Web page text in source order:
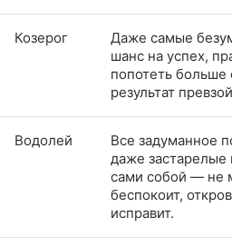
Козерог
Даже самые
шанс на успех,
попотеть
результат
Водолей
Все задуманное
даже
сами собой — не
беспокоит,
исправит.